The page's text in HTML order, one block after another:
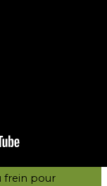
frein pour